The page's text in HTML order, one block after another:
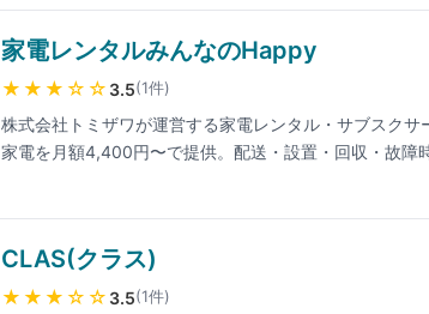
家電レンタルみんなのHappy
★★★ ☆☆ 3.5(1件)
株式会社トミザワが運営する家電レンタル・サブスク
家電を月額4,400円〜で提供。配送・設置・回収・故
CLAS(クラス)
★★★ ☆☆ 3.5(1件)